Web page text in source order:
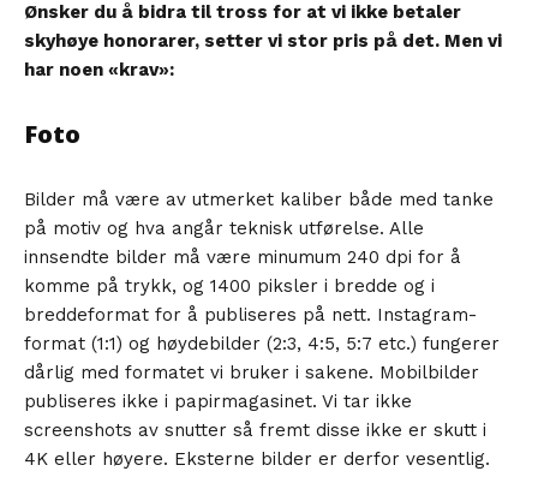
Ønsker du å bidra til tross for at vi ikke betaler
skyhøye honorarer, setter vi stor pris på det. Men vi
har noen «krav»:
Foto
Bilder må være av utmerket kaliber både med tanke
på motiv og hva angår teknisk utførelse. Alle
innsendte bilder må være minumum 240 dpi for å
komme på trykk, og 1400 piksler i bredde og i
breddeformat for å publiseres på nett. Instagram-
format (1:1) og høydebilder (2:3, 4:5, 5:7 etc.) fungerer
dårlig med formatet vi bruker i sakene. Mobilbilder
publiseres ikke i papirmagasinet. Vi tar ikke
screenshots av snutter så fremt disse ikke er skutt i
4K eller høyere. Eksterne bilder er derfor vesentlig.